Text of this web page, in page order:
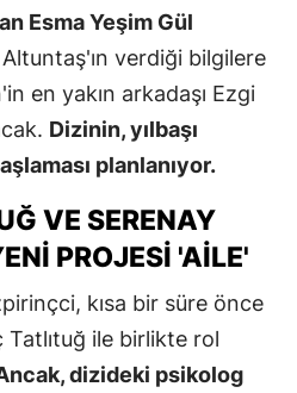
Esma Yeşim Gül
verdiği bilgilere
en yakın arkadaşı Ezgi
Dizinin, yılbaşı
planlanıyor.
VE SERENAY
PROJESI 'AILE'
kısa bir süre önce
Tatlıtuğ ile birlikte rol
dizideki psikolog